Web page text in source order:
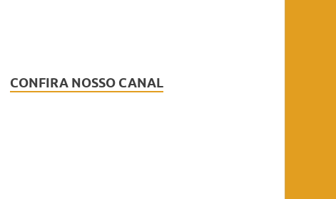
CONFIRA NOSSO CANAL